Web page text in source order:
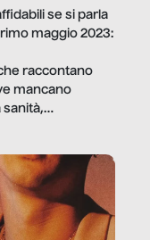
se si parla
maggio 2023:
raccontano
mancano
sanità,